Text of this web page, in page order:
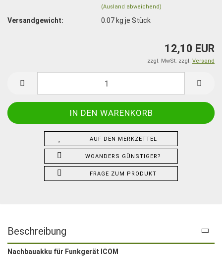
(Ausland abweichend)
Versandgewicht: 0.07 kg je Stück
12,10 EUR
zzgl. MwSt. zzgl. Versand
AUF DEN MERKZETTEL
WOANDERS GÜNSTIGER?
FRAGE ZUM PRODUKT
Beschreibung
Nachbauakku für Funkgerät ICOM